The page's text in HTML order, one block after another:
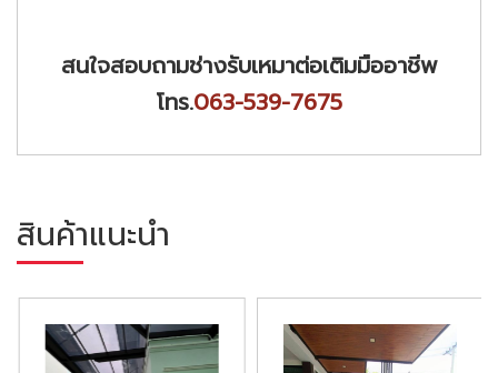
สนใจสอบถามช่างรับเหมาต่อเติมมืออาชีพ
โทร.063-539-7675
สินค้าแนะนำ